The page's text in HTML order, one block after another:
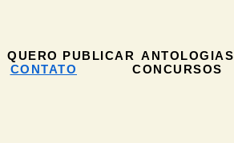
QUERO PUBLICAR ANTOLOGIAS
CONTATO CONCURSOS